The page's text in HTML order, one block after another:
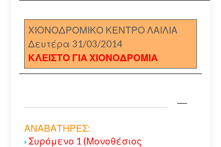
ΧΙΟΝΟΔΡΟΜΙΚΟ ΚΕΝΤΡΟ ΛΑΙΛΙΑ
Δευτέρα 31/03/2014
ΚΛΕΙΣΤΟ ΓΙΑ ΧΙΟΝΟΔΡΟΜΙΑ
ΑΝΑΒΑΤΗΡΕΣ:
Συρόμενο 1 (Μονοθέσιος